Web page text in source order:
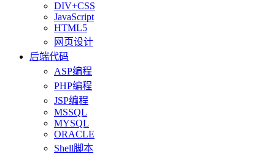
DIV+CSS
JavaScript
HTML5
网页设计
后端代码
ASP编程
PHP编程
JSP编程
MSSQL
MYSQL
ORACLE
Shell脚本